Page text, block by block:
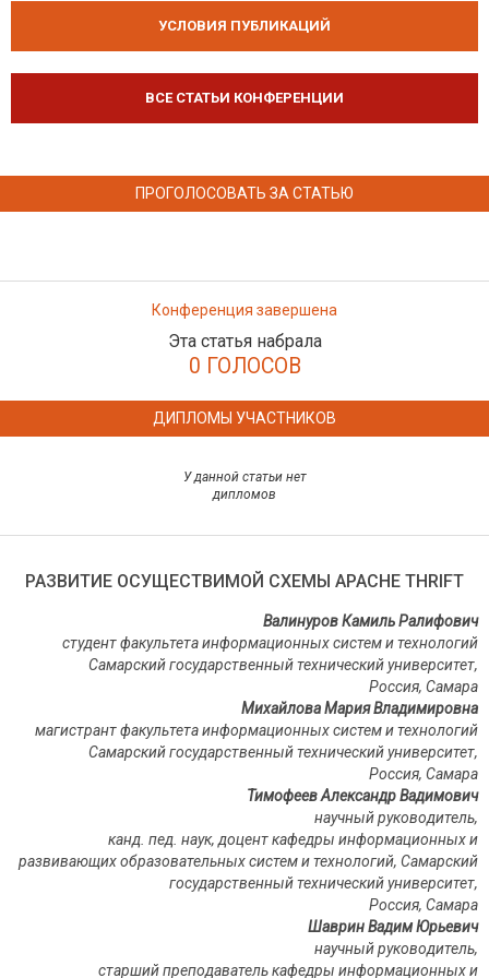
УСЛОВИЯ ПУБЛИКАЦИЙ
ВСЕ СТАТЬИ КОНФЕРЕНЦИИ
ПРОГОЛОСОВАТЬ ЗА СТАТЬЮ
Конференция завершена
Эта статья набрала
0 ГОЛОСОВ
ДИПЛОМЫ УЧАСТНИКОВ
У данной статьи нет
дипломов
РАЗВИТИЕ ОСУЩЕСТВИМОЙ СХЕМЫ APACHE THRIFT
Валинуров Камиль Ралифович
студент факультета информационных систем и технологий
Самарский государственный технический университет,
Россия, Самара
Михайлова Мария Владимировна
магистрант факультета информационных систем и технологий
Самарский государственный технический университет,
Россия, Самара
Тимофеев Александр Вадимович
научный руководитель,
канд. пед. наук, доцент кафедры информационных и
развивающих образовательных систем и технологий, Самарский
государственный технический университет,
Россия, Самара
Шаврин Вадим Юрьевич
научный руководитель,
старший преподавателькафедры информационных и